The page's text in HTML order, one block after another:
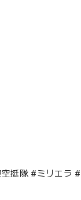
挺隊 #ミリエラ